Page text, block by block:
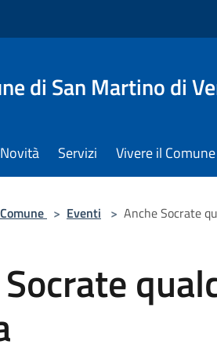
di San Martino di
Novità Servizi Vivere il Comune
> Eventi > Anche Socrate